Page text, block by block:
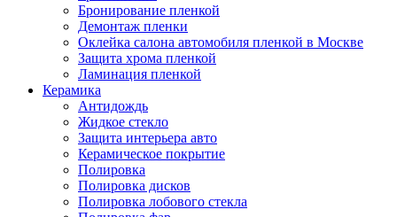
Бронирование пленкой
Демонтаж пленки
Оклейка салона автомобиля пленкой в Москве
Защита хрома пленкой
Ламинация пленкой
Керамика
Антидождь
Жидкое стекло
Защита интерьера авто
Керамическое покрытие
Полировка
Полировка дисков
Полировка лобового стекла